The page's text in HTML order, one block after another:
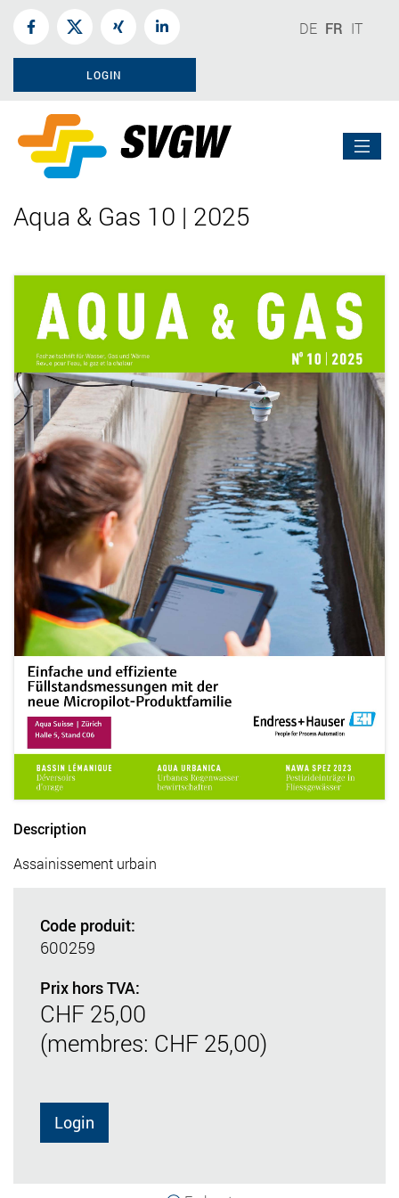
DE FR IT
LOGIN
Aqua & Gas 10 | 2025
Description
Assainissement urbain
Code produit:
600259
Prix hors TVA:
CHF 25,00
(membres: CHF 25,00)
Login